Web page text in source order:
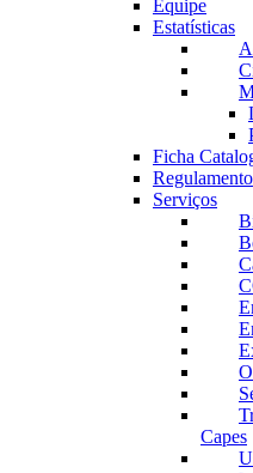
Equipe
Estatísticas
Ficha
Regulamento
Serviços
Capes